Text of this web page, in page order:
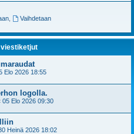
,
Vaihdetaan
Elo 2026 18:55
logolla.
05 Elo 2026 09:30
Heinä 2026 18:02